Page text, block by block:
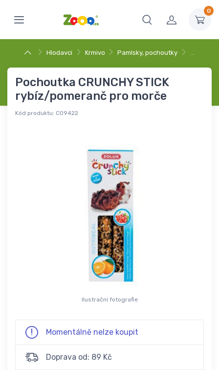
0
Hlodavci Krmivo Pamlsky, pochoutky …
Pochoutka CRUNCHY STICK
rybíz/pomeranč pro morče
Kód produktu: C09422
Ilustrační fotografie
Momentálně nelze koupit
Doprava od: 89 Kč